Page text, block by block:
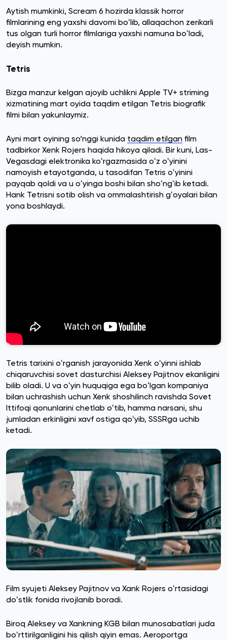
Aytish mumkinki, Scream 6 hozirda klassik horror
filmlarining eng yaxshi davomi boʻlib, allaqachon zerikarli
tus olgan turli horror filmlariga yaxshi namuna boʻladi,
deyish mumkin.
Tetris
Bizga manzur kelgan ajoyib uchlikni Apple TV+ striming
xizmatining mart oyida taqdim etilgan Tetris biografik
filmi bilan yakunlaymiz.
Ayni mart oyining so‘nggi kunida taqdim etilgan film
tadbirkor Xenk Rojers haqida hikoya qiladi. Bir kuni, Las-
Vegasdagi elektronika koʻrgazmasida oʻz oʻyinini
namoyish etayotganda, u tasodifan Tetris oʻyinini
payqab qoldi va u oʻyinga boshi bilan shoʻngʻib ketadi.
Hank Tetrisni sotib olish va ommalashtirish gʻoyalari bilan
yona boshlaydi.
Tetris tarixini oʻrganish jarayonida Xenk oʻyinni ishlab
chiqaruvchisi sovet dasturchisi Aleksey Pajitnov ekanligini
bilib oladi. U va oʻyin huquqiga ega boʻlgan kompaniya
bilan uchrashish uchun Xenk shoshilinch ravishda Sovet
Ittifoqi qonunlarini chetlab oʻtib, hamma narsani, shu
jumladan erkinligini xavf ostiga qoʻyib, SSSRga uchib
ketadi.
Film syujeti Aleksey Pajitnov va Xank Rojers oʻrtasidagi
doʻstlik fonida rivojlanib boradi.
Biroq Aleksey va Xankning KGB bilan munosabatlari juda
boʻrttirilganligini his qilish qiyin emas. Aeroportga